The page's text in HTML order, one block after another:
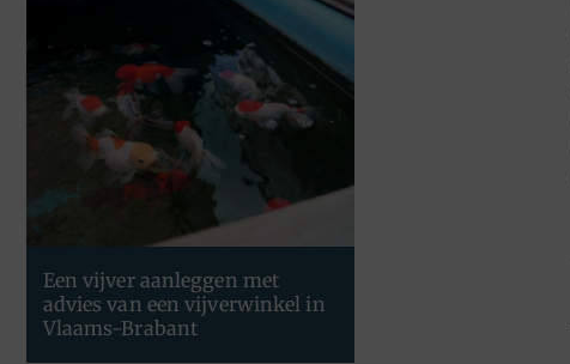
Een vijver aanleggen met
advies van een vijverwinkel in
Vlaams-Brabant